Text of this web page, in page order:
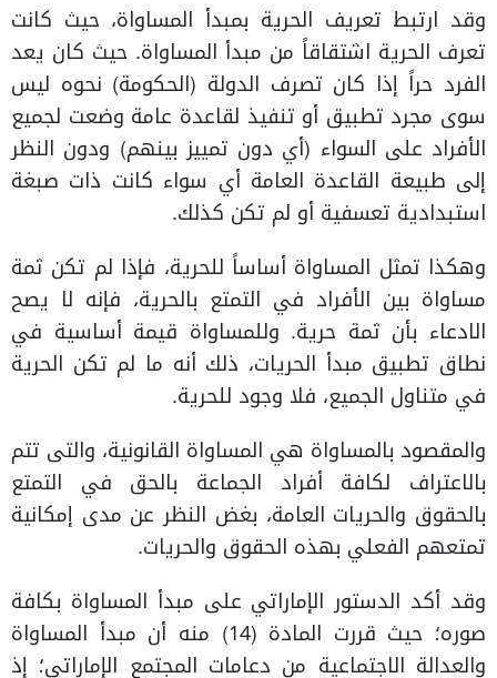
وقد ارتبط تعريف الحرية بمبدأ المساواة، حيث كانت
تعرف الحرية اشتقاقاً من مبدأ المساواة. حيث كان يعد
الفرد حراً إذا كان تصرف الدولة (الحكومة) نحوه ليس
سوى مجرد تطبيق أو تنفيذ لقاعدة عامة وضعت لجميع
الأفراد على السواء (أي دون تمييز بينهم) ودون النظر
إلى طبيعة القاعدة العامة أي سواء كانت ذات صبغة
استبدادية تعسفية أو لم تكن كذلك.
وهكذا تمثل المساواة أساساً للحرية، فإذا لم تكن ثمة
مساواة بين الأفراد في التمتع بالحرية، فإنه لا يصح
الادعاء بأن ثمة حرية. وللمساواة قيمة أساسية في
نطاق تطبيق مبدأ الحريات، ذلك أنه ما لم تكن الحرية
في متناول الجميع، فلا وجود للحرية.
والمقصود بالمساواة هي المساواة القانونية، والتى تتم
بالاعتراف لكافة أفراد الجماعة بالحق في التمتع
بالحقوق والحريات العامة، بغض النظر عن مدى إمكانية
تمتعهم الفعلي بهذه الحقوق والحريات.
وقد أكد الدستور الإماراتي على مبدأ المساواة بكافة
صوره؛ حيث قررت المادة (14) منه أن مبدأ المساواة
والعدالة الاجتماعية من دعامات المجتمع الإماراتي؛ إذ